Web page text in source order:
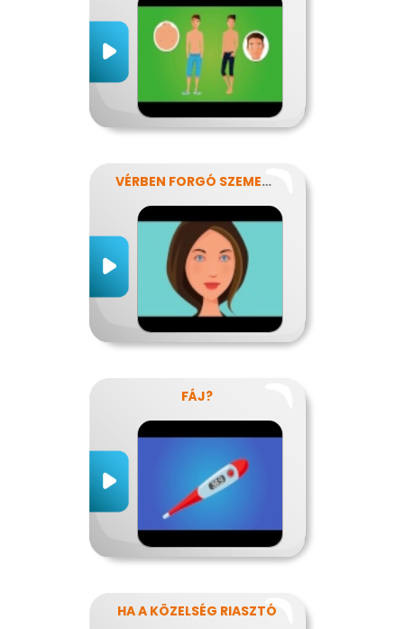
VÉRBEN FORGÓ SZEMEKKEL
FÁJ?
HA A KÖZELSÉG RIASZTÓ